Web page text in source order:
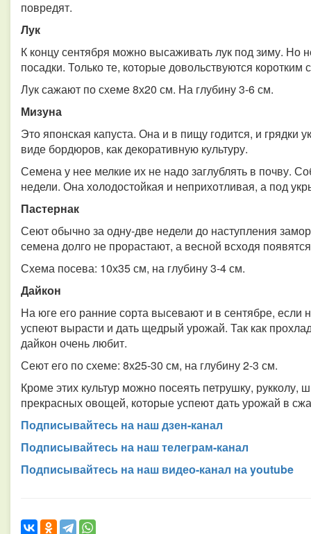
повредят.
Лук
К концу сентября можно высаживать лук под зиму. Но
посадки. Только те, которые довольствуются
Лук сажают по схеме 8х20 см. На глубину 3-6 см.
Мизуна
Это японская капуста. Она и в пищу годится, и грядки
виде бордюров, как декоративную культуру.
Семена у нее мелкие их не надо заглублять в почву.
недели. Она холодостойкая и неприхотливая, а под
Пастернак
Сеют обычно за одну-две недели до наступления
семена долго не прорастают, а весной всходя
Схема посева: 10х35 см, на глубину 3-4 см.
Дайкон
На юге его ранние сорта высевают и в сентябре, если
успеют вырасти и дать щедрый урожай. Так как
дайкон очень любит.
Сеют его по схеме: 8х25-30 см, на глубину 2-3 см.
Кроме этих культур можно посеять петрушку, рукколу,
прекрасных овощей, которые успеют дать урожай в
Подписывайтесь на наш дзен-канал
Подписывайтесь на наш телеграм-канал
Подписывайтесь на наш видео-канал на youtube